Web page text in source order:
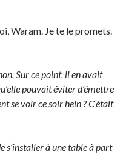
Waram. Je te le promets.
Sur ce point, il en avait
pouvait éviter d’émettre
se voir ce soir hein ? C’était
s’installer à une table à part